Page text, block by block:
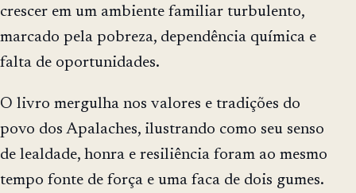
crescer em um ambiente familiar turbulento,
marcado pela pobreza, dependência química e
falta de oportunidades.
O livro mergulha nos valores e tradições do
povo dos Apalaches, ilustrando como seu senso
de lealdade, honra e resiliência foram ao mesmo
tempo fonte de força e uma faca de dois gumes.